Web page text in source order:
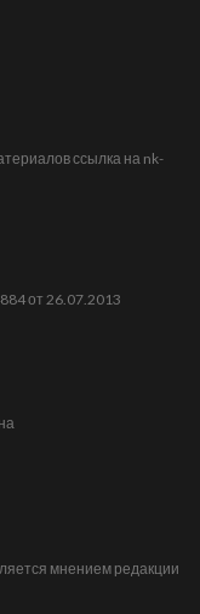
ссылка на nk-
от 26.07.2013
мнением редакции